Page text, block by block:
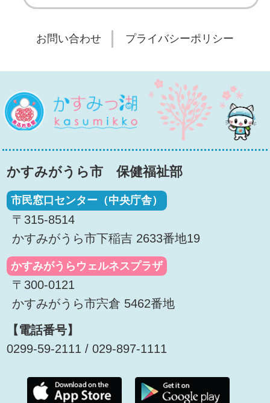
お問い合わせ プライバシーポリシー
かすみっ湖
かすみがうら市 保健福祉部
市民窓口センター（中央庁舎）
〒315-8514
かすみがうら市下稲吉 2633番地19
かすみがうらウェルネスプラザ
〒300-0121
かすみがうら市宍倉 5462番地
【電話番号】
0299-59-2111 / 029-897-1111
APPStoreダウンロード